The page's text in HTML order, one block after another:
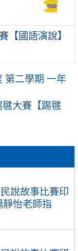
說故事比賽印
怡老師指
【國語演說】
第二學期 一年
大賽【踢毽